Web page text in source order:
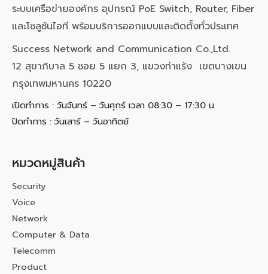
ระบบเครือข่ายองค์กร อุปกรณ์ PoE Switch, Router, Fiber
และโซลูชันไอที พร้อมบริการออกแบบและติดตั้งทั่วประเทศ
Success Network and Communication Co.,Ltd.
12 สุขาภิบาล 5 ซอย 5 แยก 3, แขวงท่าแร้ง เขตบางเขน
กรุงเทพมหานคร 10220
เปิดทำการ : วันจันทร์ – วันศุกร์ เวลา 08:30 – 17:30 น.
ปิดทำการ : วันเสาร์ – วันอาทิตย์
หมวดหมู่สินค้า
Security
Voice
Network
Computer & Data
Telecomm
Product